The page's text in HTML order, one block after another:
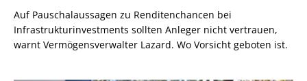
Auf Pauschalaussagen zu Renditenchancen bei
Infrastrukturinvestments sollten Anleger nicht vertrauen,
warnt Vermögensverwalter Lazard. Wo Vorsicht geboten ist.